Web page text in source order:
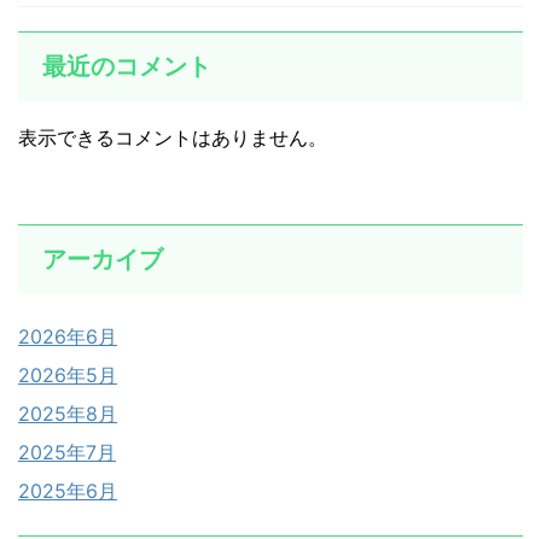
最近のコメント
表示できるコメントはありません。
アーカイブ
2026年6月
2026年5月
2025年8月
2025年7月
2025年6月